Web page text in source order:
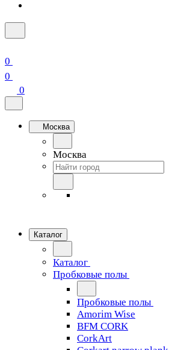
0
0
0
Москва
Москва
Каталог
Каталог
Пробковые полы
Пробковые полы
Amorim Wise
BFM CORK
CorkArt